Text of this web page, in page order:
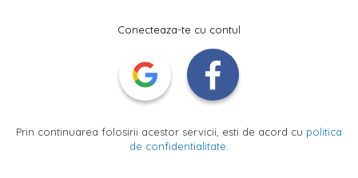
Conecteaza-te cu contul
Prin continuarea folosirii acestor servicii, esti de acord cu politica
de confidentialitate